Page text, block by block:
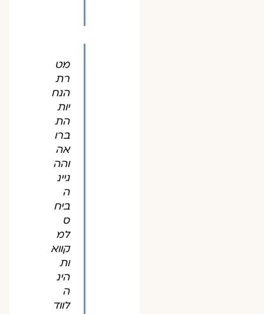
מט
רת
הנח
יות
הת
ברו
אה
והה
גיינ
ה
ביח
ס
למ
קווא
ות
הינ
ה
לווד